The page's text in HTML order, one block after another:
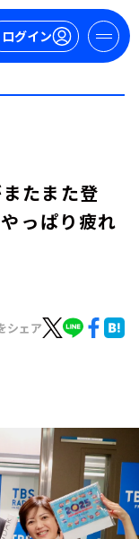
ログイン
たまた登
っぱり疲れ
シェア